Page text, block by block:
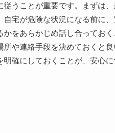
うことが重要です。まずは
宅が危険な状況になる前に
をあらかじめ話し合ってお
や連絡手段を決めておくと
確にしておくことが、安心に